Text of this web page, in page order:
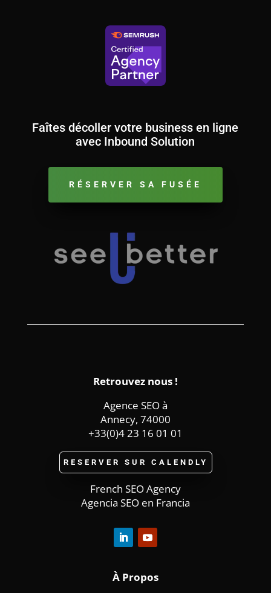
Faîtes décoller votre business en ligne
avec Inbound Solution
RÉSERVER SA FUSÉE
Retrouvez nous !
Agence SEO à
Annecy, 74000
+33(0)4 23 16 01 01
RESERVER SUR CALENDLY
French SEO Agency
Agencia SEO en Francia
À Propos